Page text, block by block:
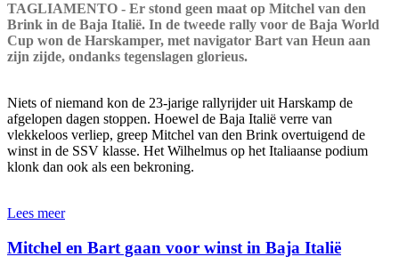
TAGLIAMENTO - Er stond geen maat op Mitchel van den
Brink in de Baja Italië. In de tweede rally voor de Baja World
Cup won de Harskamper, met navigator Bart van Heun aan
zijn zijde, ondanks tegenslagen glorieus.
Niets of niemand kon de 23-jarige rallyrijder uit Harskamp de
afgelopen dagen stoppen. Hoewel de Baja Italië verre van
vlekkeloos verliep, greep Mitchel van den Brink overtuigend de
winst in de SSV klasse. Het Wilhelmus op het Italiaanse podium
klonk dan ook als een bekroning.
Lees meer
Mitchel en Bart gaan voor winst in Baja Italië